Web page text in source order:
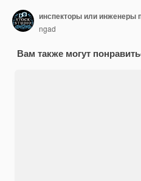
ngad
Вам также могут